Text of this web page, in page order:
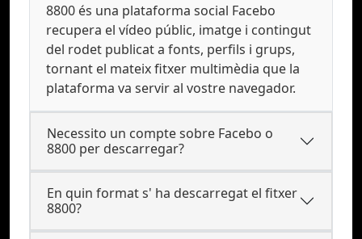
8800 és una plataforma social Facebo
recupera el vídeo públic, imatge i contingut
del rodet publicat a fonts, perfils i grups,
tornant el mateix fitxer multimèdia que la
plataforma va servir al vostre navegador.
Necessito un compte sobre Facebo o
8800 per descarregar?
En quin format s' ha descarregat el fitxer
8800?